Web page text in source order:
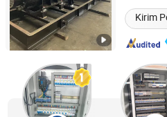
Kirim